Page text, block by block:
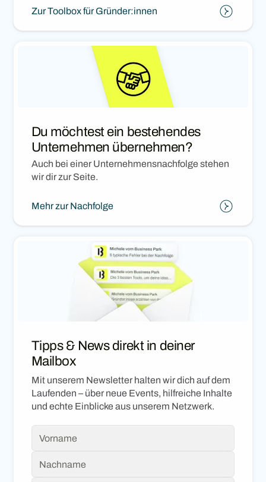
Zur Toolbox für Gründer:innen
Du möchtest ein bestehendes
Unternehmen übernehmen?
Auch bei einer Unternehmensnachfolge stehen
wir dir zur Seite.
Mehr zur Nachfolge
Tipps & News direkt in deiner
Mailbox
Mit unserem Newsletter halten wir dich auf dem
Laufenden – über neue Events, hilfreiche Inhalte
und echte Einblicke aus unserem Netzwerk.